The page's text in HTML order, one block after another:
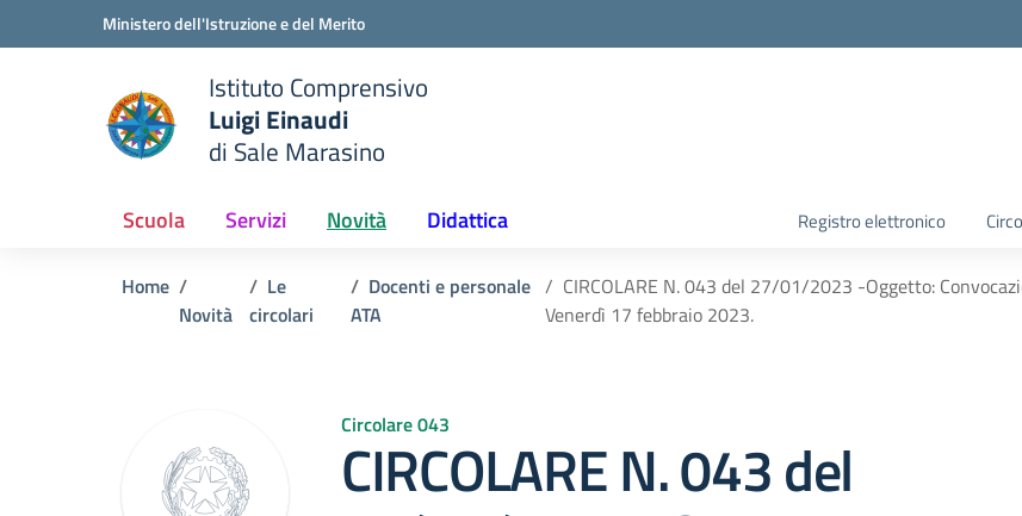
Vai ai contenuti
Vai al menu di navigazioneMinistero dell'Istruzione e del Merito
scuola
Istituto Comprensivo
Luigi Einaudi
di Sale Marasino
Scuola Servizi Novità Didattica Registro elettronico
Home
Novità
Le
circolari
Docenti e personale
ATA
CIRCOLARE N. 043 del 27/01/2023 -Oggetto:
Venerdì 17 febbraio 2023.
Circolare 043
CIRCOLARE N. 043 del